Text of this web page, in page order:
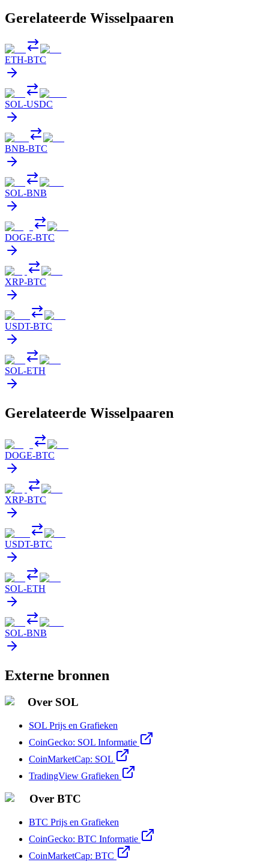
Gerelateerde Wisselpaaren
ETH-BTC
SOL-USDC
BNB-BTC
SOL-BNB
DOGE-BTC
XRP-BTC
USDT-BTC
SOL-ETH
Gerelateerde Wisselpaaren
DOGE-BTC
XRP-BTC
USDT-BTC
SOL-ETH
SOL-BNB
Externe bronnen
Over SOL
SOL Prijs en Grafieken
CoinGecko: SOL Informatie
CoinMarketCap: SOL
TradingView Grafieken
Over BTC
BTC Prijs en Grafieken
CoinGecko: BTC Informatie
CoinMarketCap: BTC